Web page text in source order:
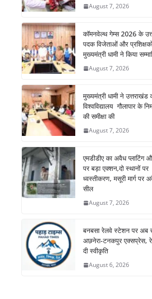
August 7, 2026
कॉमनवेल्थ गेम्स 2026 के
पदक विजेताओं और
मुख्यमंत्री धामी ने किया
August 7, 2026
मुख्यमंत्री धामी ने उत्तराखंड
विश्वविद्यालय गौलापार के
की समीक्षा की
August 7, 2026
एमडीडीए का अवैध प्लाटिंग
पर बड़ा एक्शन,दो स्थानों पर
ध्वस्तीकरण, मसूरी मार्ग पर
सील
August 7, 2026
बनबसा रेलवे स्टेशन पर अब
अछनेरा-टनकपुर एक्सप्रेस,
दी स्वीकृति
August 6, 2026